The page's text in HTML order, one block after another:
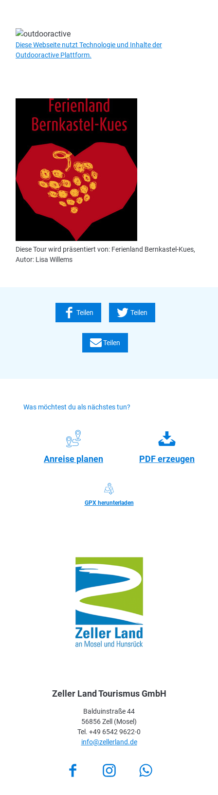
Diese Webseite nutzt Technologie und Inhalte der
Outdooractive Plattform.
Diese Tour wird präsentiert von: Ferienland Bernkastel-Kues,
Autor: Lisa Willems
Teilen Teilen
Teilen
Was möchtest du als nächstes tun?
Anreise planen PDF erzeugen
GPX herunterladen
Zeller Land Tourismus GmbH
Balduinstraße 44
56856 Zell (Mosel)
Tel. +49 6542 9622-0
info@zellerland.de
FacebookInstagram